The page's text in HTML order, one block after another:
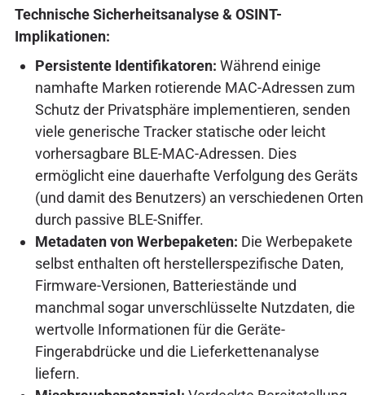
Technische Sicherheitsanalyse & OSINT-
Implikationen:
Persistente Identifikatoren: Während einige
namhafte Marken rotierende MAC-Adressen zum
Schutz der Privatsphäre implementieren, senden
viele generische Tracker statische oder leicht
vorhersagbare BLE-MAC-Adressen. Dies
ermöglicht eine dauerhafte Verfolgung des Geräts
(und damit des Benutzers) an verschiedenen Orten
durch passive BLE-Sniffer.
Metadaten von Werbepaketen: Die Werbepakete
selbst enthalten oft herstellerspezifische Daten,
Firmware-Versionen, Batteriestände und
manchmal sogar unverschlüsselte Nutzdaten, die
wertvolle Informationen für die Geräte-
Fingerabdrücke und die Lieferkettenanalyse
liefern.